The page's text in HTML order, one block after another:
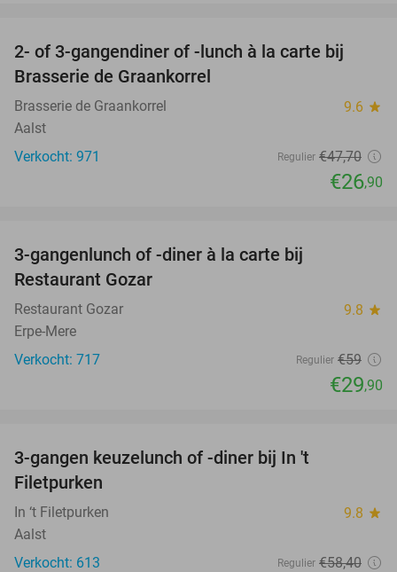
44%
2- of 3-gangendiner of -lunch à la carte bij
Brasserie de Graankorrel
Brasserie de Graankorrel 9.6 star
Aalst
Verkocht: 971
Regulier €47,70
€26,90
3-gangenlunch of -diner à la carte bij
Restaurant Gozar
Restaurant Gozar 9.8 star
Erpe-Mere
Verkocht: 717
Regulier €59
€29,90
3-gangen keuzelunch of -diner bij In 't
Filetpurken
In ‘t Filetpurken 9.8 star
Aalst
Verkocht: 613
Regulier €58,40